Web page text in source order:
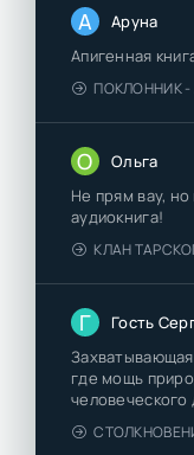
А Аруна
Апигенная
ПОКЛОННИК -
О Ольга
Не прям вау, но
аудиокнига!
КЛАН ТАРСКОГО. ОН И Я
Г
где мощь
человеческого
сплетаются в
и
СТОЛКНОВЕНИЕ СТИХИЙ -